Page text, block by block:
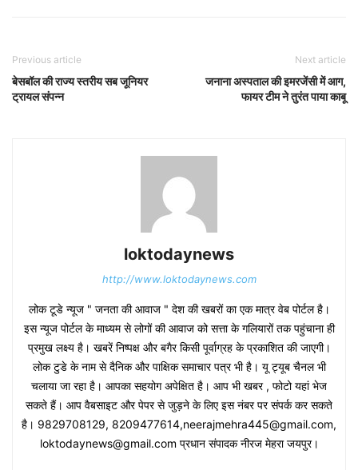
Previous article
बेसबॉल की राज्य स्तरीय सब जूनियर
ट्रायल संपन्न
Next article
जनाना अस्पताल की इमरजेंसी में आग,
फायर टीम ने तुरंत पाया काबू
loktodaynews
http://www.loktodaynews.com
लोक टूडे न्यूज " जनता की आवाज " देश की खबरों का एक मात्र वेब पोर्टल है।
इस न्यूज पोर्टल के माध्यम से लोगों की आवाज को सत्ता के गलियारों तक पहुंचाना ही
प्रमुख लक्ष्य है। खबरें निष्पक्ष और बगैर किसी पूर्वाग्रह के प्रकाशित की जाएगी।
लोक टुडे के नाम से दैनिक और पाक्षिक समाचार पत्र भी है। यू ट्यूब चैनल भी
चलाया जा रहा है। आपका सहयोग अपेक्षित है। आप भी खबर , फोटो यहां भेज
सकते हैं। आप वैबसाइट और पेपर से जुड़ने के लिए इस नंबर पर संपर्क कर सकते
है। 9829708129, 8209477614,neerajmehra445@gmail.com,
loktodaynews@gmail.com प्रधान संपादक नीरज मेहरा जयपुर।